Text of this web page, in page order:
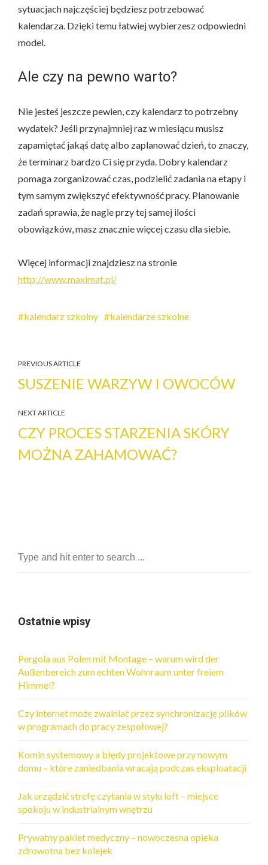
sytuacjach najczęściej będziesz potrzebować
kalendarza. Dzięki temu łatwiej wybierzesz odpowiedni
model.
Ale czy na pewno warto?
Nie jesteś jeszcze pewien, czy kalendarz to potrzebny
wydatek? Jeśli przynajmniej raz w miesiącu musisz
zapamiętać jakąś datę albo zaplanować dzień, to znaczy,
że terminarz bardzo Ci się przyda. Dobry kalendarz
pomaga zorganizować czas, podzielić zadania na etapy i
tym samym zwiększyć efektywność pracy. Planowanie
zadań sprawia, że nagle przy tej samej ilości
obowiązków, masz znacznie więcej czasu dla siebie.
Więcej informacji znajdziesz na stronie
http://www.maximat.pl/
kalendarz szkolny kalendarze szkolne
PREVIOUS ARTICLE
SUSZENIE WARZYW I OWOCÓW
NEXT ARTICLE
CZY PROCES STARZENIA SKÓRY
MOŻNA ZAHAMOWAĆ?
Ostatnie wpisy
Pergola aus Polen mit Montage – warum wird der
Außenbereich zum echten Wohnraum unter freiem
Himmel?
Czy internet może zwalniać przez synchronizację plików
w programach do pracy zespołowej?
Komin systemowy a błędy projektowe przy nowym
domu – które zaniedbania wracają podczas eksploatacji
Jak urządzić strefę czytania w stylu loft – miejsce
spokoju w industrialnym wnętrzu
Prywatny pakiet medyczny – nowoczesna opieka
zdrowotna bez kolejek